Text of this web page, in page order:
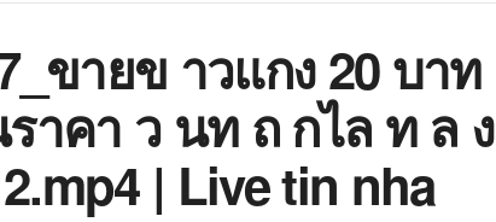
ขายข าวแกง 20 บาท
าคา ว นท ถ กไล ท ล ง
| Live tin nha